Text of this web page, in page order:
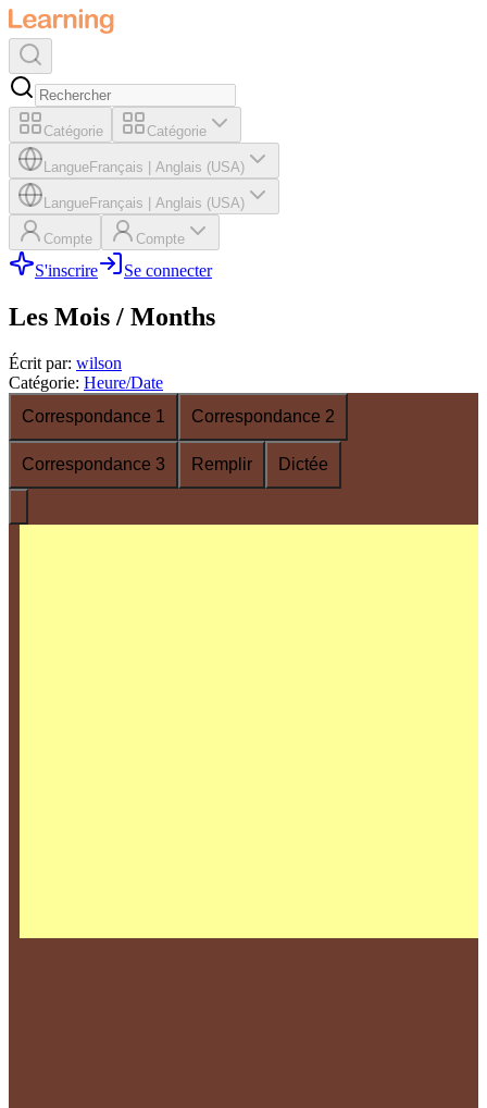
Catégorie Catégorie
LangueFrançais Anglais (USA)
LangueFrançais Anglais (USA)
Compte Compte
S'inscrire Se connecter
Les Mois / Months
Écrit par: wilson
Catégorie: Heure/Date
Correspondance 1
Correspondance 2
Correspondance 3 Remplir Dictée